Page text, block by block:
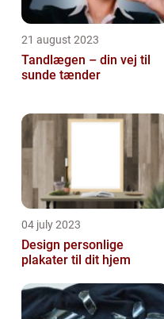
21 august 2023
Tandlægen – din vej til
sunde tænder
04 july 2023
Design personlige
plakater til dit hjem